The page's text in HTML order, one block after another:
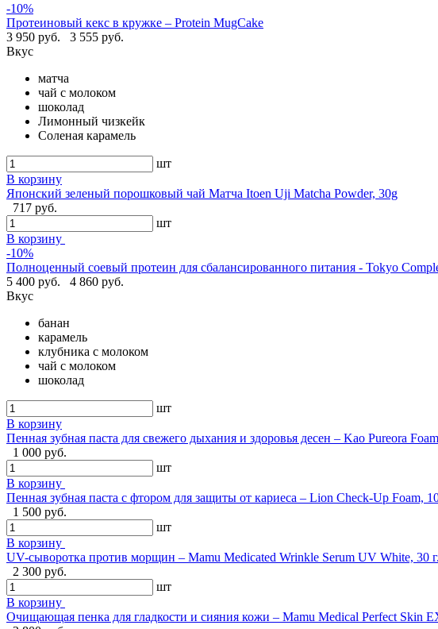
-10%
Протеиновый кекс в кружке – Protein MugCake
3 950 руб.
3 555 руб.
Вкус
матча
чай с молоком
шоколад
Лимонный чизкейк
Соленая карамель
шт
В корзину
Японский зеленый порошковый чай Матча Itoen Uji Matcha Powder, 30g
717 руб.
шт
В корзину
-10%
Полноценный соевый протеин для сбалансированного питания - Tokyo
5 400 руб.
4 860 руб.
Вкус
банан
карамель
клубника с молоком
чай с молоком
шоколад
шт
В корзину
Пенная зубная паста для свежего дыхания и здоровья десен – Kao Pureora
1 000 руб.
шт
В корзину
Пенная зубная паста с фтором для защиты от кариеса – Lion Check-Up Foam,
1 500 руб.
шт
В корзину
UV-сыворотка против морщин – Mamu Medicated Wrinkle Serum UV White, 30
2 300 руб.
шт
В корзину
Очищающая пенка для гладкости и сияния кожи – Mamu Medical Perfect Skin